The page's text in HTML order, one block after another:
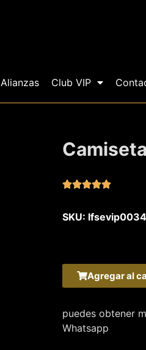
Alianzas Club VIP

SKU:
Agregar al
puedes obtener
Whatsapp